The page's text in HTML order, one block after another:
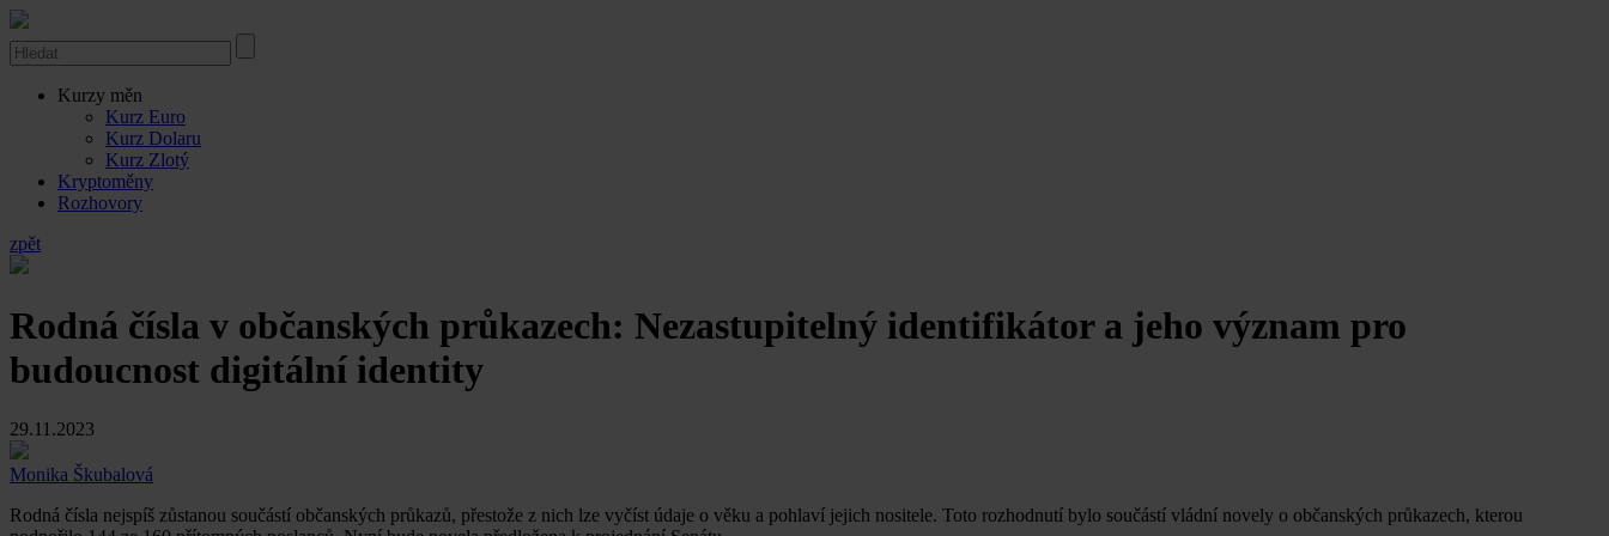
Kurzy měn
Kurz Euro
Kurz Dolaru
Kurz Zlotý
Kryptoměny
Rozhovory
zpět
Rodná čísla v občanských průkazech: Nezastupitelný identifikátor a jeho význam pro
budoucnost digitální identity
29.11.2023
Monika Škubalová
Rodná čísla nejspíš zůstanou součástí občanských průkazů, přestože z nich lze vyčíst údaje o věku a pohlaví jejich nositele. Toto rozhodnutí bylo součástí vládní novely o občanských průkazech, kterou